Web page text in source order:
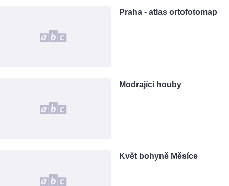
Praha - atlas ortofotomap
Modrající houby
Květ bohyně Měsíce